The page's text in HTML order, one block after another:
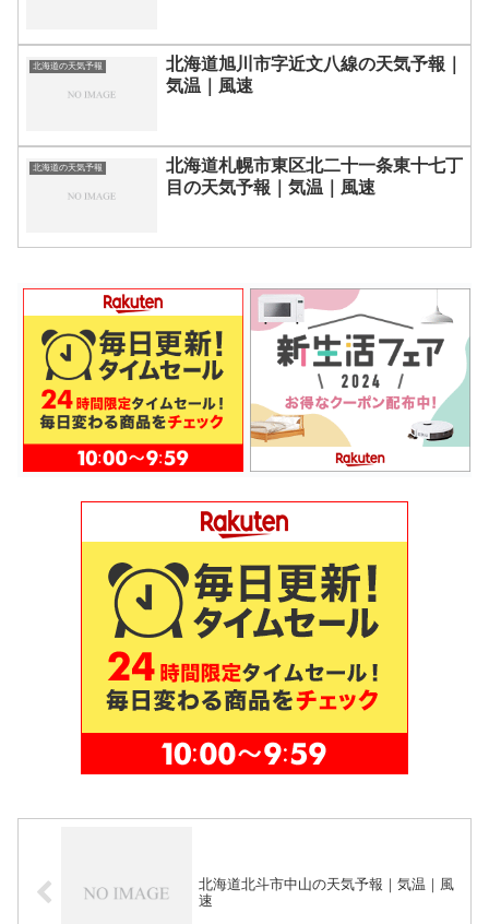
北海道の天気予報
北海道旭川市字近文八線の天気予報｜
気温｜風速
北海道の天気予報
北海道札幌市東区北二十一条東十七丁
目の天気予報｜気温｜風速
北海道北斗市中山の天気予報｜気温｜風
速